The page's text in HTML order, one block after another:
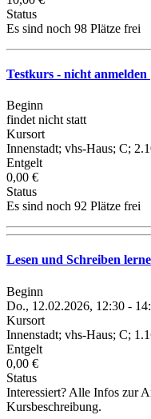
Status
Es sind noch 98 Plätze frei
Testkurs - nicht anmelden
Beginn
findet nicht statt
Kursort
Innenstadt; vhs-Haus; C;
Entgelt
0,00 €
Status
Es sind noch 92 Plätze frei
Lesen und Schreiben
Beginn
Do., 12.02.2026, 12:30 -
Kursort
Innenstadt; vhs-Haus; C;
Entgelt
0,00 €
Status
Interessiert? Alle Infos zur
Kursbeschreibung.